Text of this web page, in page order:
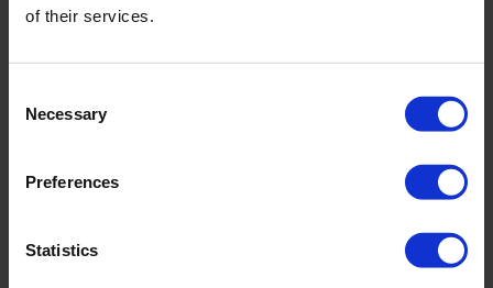
of their services.
Selection
Necessary
Preferences
Statistics